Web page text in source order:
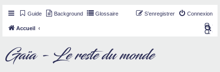
Guide Background Glossaire Connexion
S’enregistrer
Accueil
Gaïa - Le reste du monde